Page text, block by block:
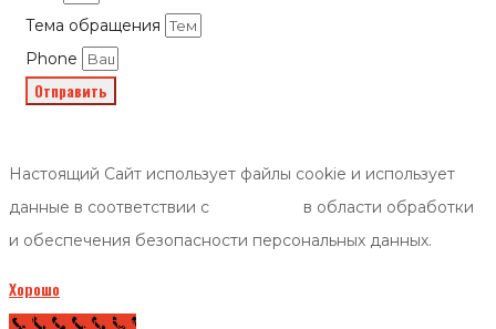
Тема обращения
Phone
Отправить
Настоящий Сайт использует файлы cookie и использует
данные в соответствии с
в области обработки
и обеспечения безопасности персональных данных.
Хорошо
Call Now Button